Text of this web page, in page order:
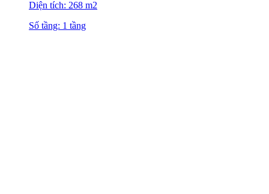
Diện tích: 268 m2
Số tầng: 1 tầng